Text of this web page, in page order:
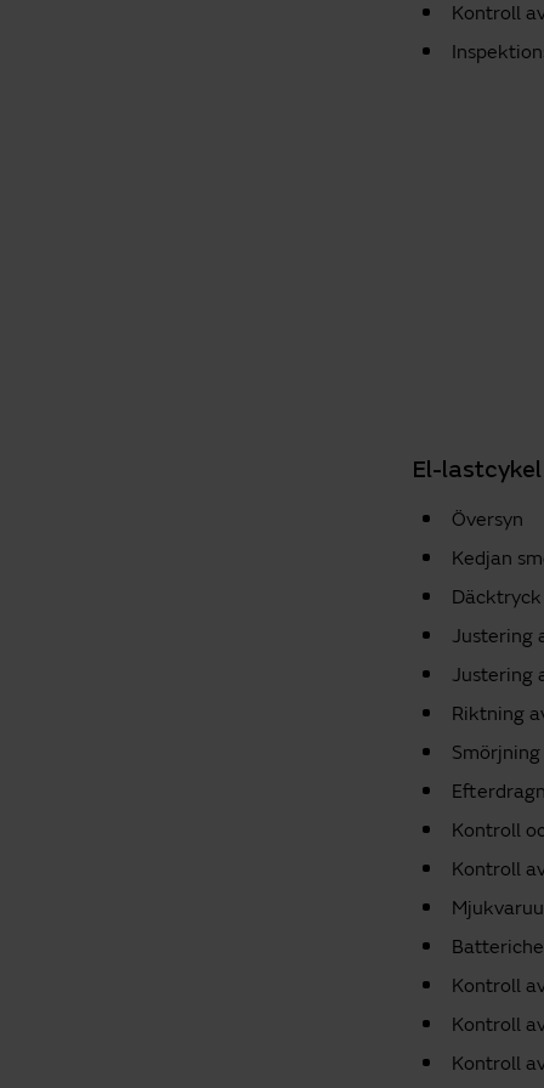
Kontroll
El-
Översyn
Kedjan
Justering
Justering
Riktning
Kontroll
Kontroll
Kontroll
Kontroll
Kontroll